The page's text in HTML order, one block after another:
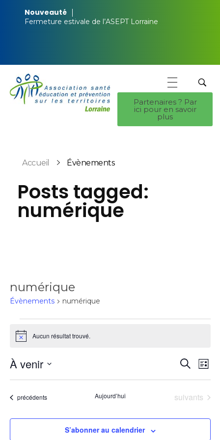
Nouveauté
Fermeture estivale de l’ASEPT Lorraine
Partenaires ? Par
ici pour en savoir
plus
Accueil Évènements
Posts tagged:
numérique
numérique
Évènements numérique
Notice Aucun résultat trouvé.
et
de
Liste
À venir
Sélectionnez
date.
Évènements
précédents Aujourd’hui Évènements
suivants
S’abonner au calendrier